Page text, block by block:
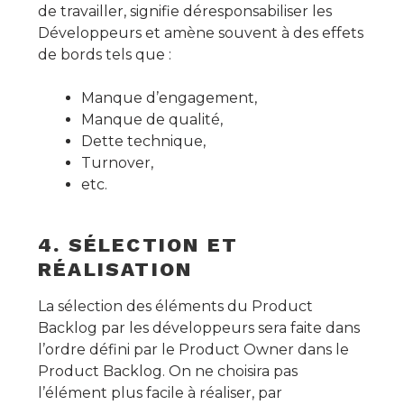
de travailler, signifie déresponsabiliser les
Développeurs et amène souvent à des effets
de bords tels que :
Manque d’engagement,
Manque de qualité,
Dette technique,
Turnover,
etc.
4. SÉLECTION ET
RÉALISATION
La sélection des éléments du Product
Backlog par les développeurs sera faite dans
l’ordre défini par le Product Owner dans le
Product Backlog. On ne choisira pas
l’élément plus facile à réaliser, par